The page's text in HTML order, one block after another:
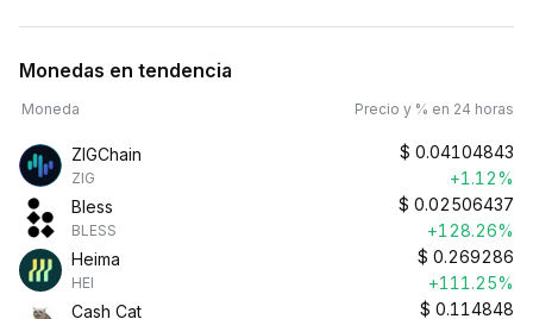
Monedas en tendencia
Moneda Precio y % en 24 horas
ZIGChain
ZIG
$ 0.04104843
+1.12%
Bless
BLESS
$ 0.02506437
+128.26%
Heima
HEI
$ 0.269286
+111.25%
Cash Cat
$ 0.114848